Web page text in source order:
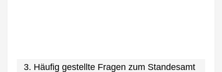
3. Häufig gestellte Fragen zum Standesamt